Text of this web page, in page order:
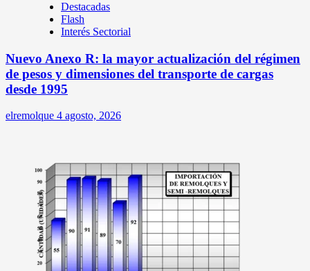
Destacadas
Flash
Interés Sectorial
Nuevo Anexo R: la mayor actualización del régimen
de pesos y dimensiones del transporte de cargas
desde 1995
elremolque 4 agosto, 2026